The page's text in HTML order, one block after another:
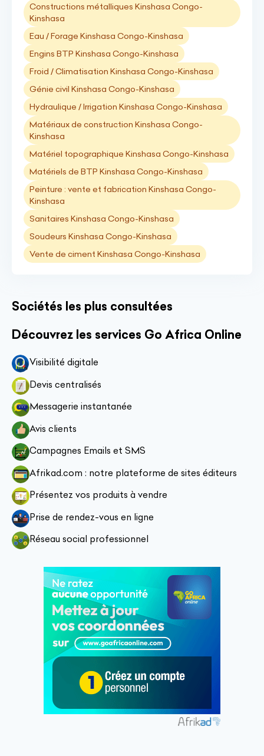
Constructions métalliques Kinshasa Congo-
Kinshasa
Eau / Forage Kinshasa Congo-Kinshasa
Engins BTP Kinshasa Congo-Kinshasa
Froid / Climatisation Kinshasa Congo-Kinshasa
Génie civil Kinshasa Congo-Kinshasa
Hydraulique / Irrigation Kinshasa Congo-Kinshasa
Matériaux de construction Kinshasa Congo-
Kinshasa
Matériel topographique Kinshasa Congo-Kinshasa
Matériels de BTP Kinshasa Congo-Kinshasa
Peinture : vente et fabrication Kinshasa Congo-
Kinshasa
Sanitaires Kinshasa Congo-Kinshasa
Soudeurs Kinshasa Congo-Kinshasa
Vente de ciment Kinshasa Congo-Kinshasa
Sociétés les plus consultées
Découvrez les services Go Africa Online
Visibilité digitale
Devis centralisés
Messagerie instantanée
Avis clients
Campagnes Emails et SMS
Afrikad.com : notre plateforme de sites éditeurs
Présentez vos produits à vendre
Prise de rendez-vous en ligne
Réseau social professionnel